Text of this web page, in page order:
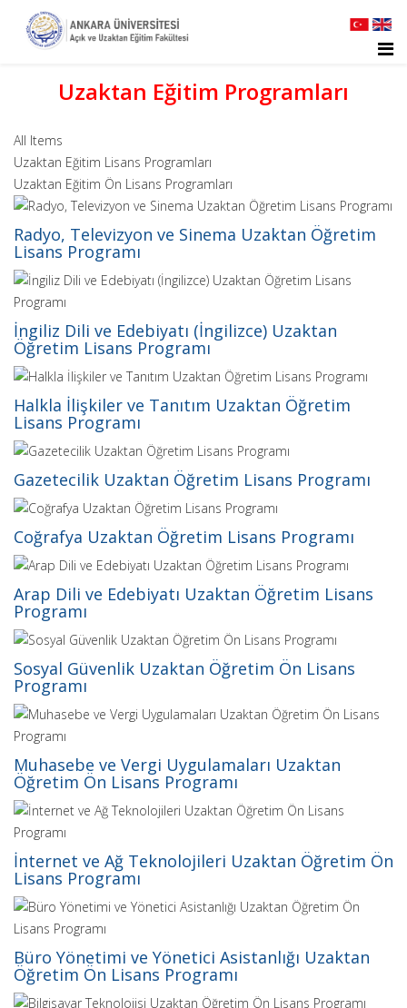
Welcome
screen
reader.
start
the
One
Accessibility
screen
reader,
press
"Ctrl
shortcut
activates
the
screen
reader
help
you
navigate
and
interact
with
content.
Uzaktan Eğitim Programları
All Items
Uzaktan Eğitim Lisans Programları
Uzaktan Eğitim Ön Lisans Programları
Radyo, Televizyon ve Sinema Uzaktan Öğretim
Lisans Programı
İngiliz Dili ve Edebiyatı (İngilizce) Uzaktan
Öğretim Lisans Programı
Halkla İlişkiler ve Tanıtım Uzaktan Öğretim
Lisans Programı
Gazetecilik Uzaktan Öğretim Lisans Programı
Coğrafya Uzaktan Öğretim Lisans Programı
Arap Dili ve Edebiyatı Uzaktan Öğretim Lisans
Programı
Sosyal Güvenlik Uzaktan Öğretim Ön Lisans
Programı
Muhasebe ve Vergi Uygulamaları Uzaktan
Öğretim Ön Lisans Programı
İnternet ve Ağ Teknolojileri Uzaktan Öğretim Ön
Lisans Programı
Büro Yönetimi ve Yönetici Asistanlığı Uzaktan
Öğretim Ön Lisans Programı